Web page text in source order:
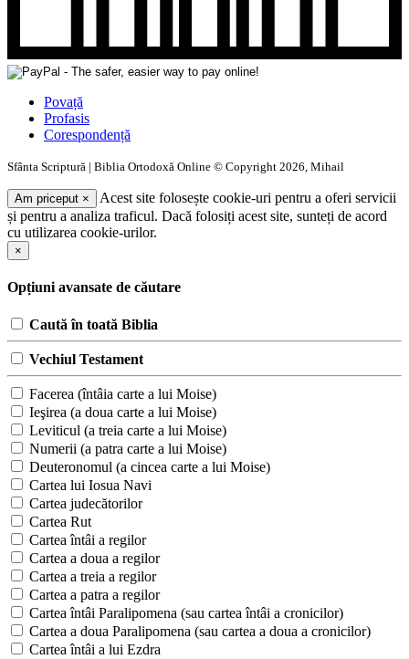
Povață
Profasis
Corespondență
Sfânta Scriptură | Biblia Ortodoxă Online © Copyright 2026, Mihail
Am priceput ×
Acest site folosește cookie-uri pentru a oferi servicii
și pentru a analiza traficul. Dacă folosiți acest site, sunteți de acord
cu utilizarea cookie-urilor.
×
Opțiuni avansate de căutare
Caută în toată Biblia
Vechiul Testament
Facerea (întâia carte a lui Moise)
Ieşirea (a doua carte a lui Moise)
Leviticul (a treia carte a lui Moise)
Numerii (a patra carte a lui Moise)
Deuteronomul (a cincea carte a lui Moise)
Cartea lui Iosua Navi
Cartea judecătorilor
Cartea Rut
Cartea întâi a regilor
Cartea a doua a regilor
Cartea a treia a regilor
Cartea a patra a regilor
Cartea întâi Paralipomena (sau cartea întâi a cronicilor)
Cartea a doua Paralipomena (sau cartea a doua a cronicilor)
Cartea întâi a lui Ezdra